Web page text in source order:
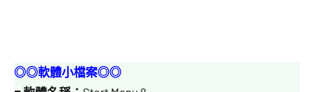
◎◎軟體小檔案◎◎